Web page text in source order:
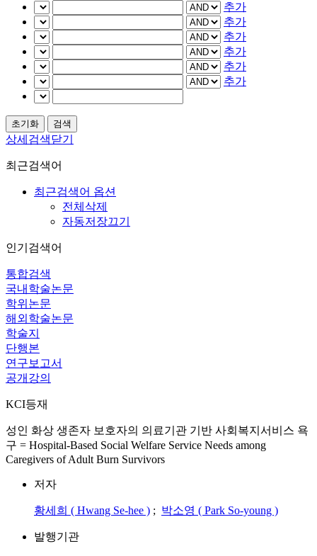
추가
추가
추가
추가
추가
추가
상세검색닫기
최근검색어
최근검색어 옵션
전체삭제
자동저장끄기
인기검색어
통합검색
국내학술논문
학위논문
해외학술논문
학술지
단행본
연구보고서
공개강의
KCI등재
성인 화상 생존자 보호자의 의료기관 기반 사회복지서비스 욕
구 = Hospital-Based Social Welfare Service Needs among
Caregivers of Adult Burn Survivors
저자
황세희 ( Hwang Se-hee ) ; 박소영 ( Park So-young )
발행기관